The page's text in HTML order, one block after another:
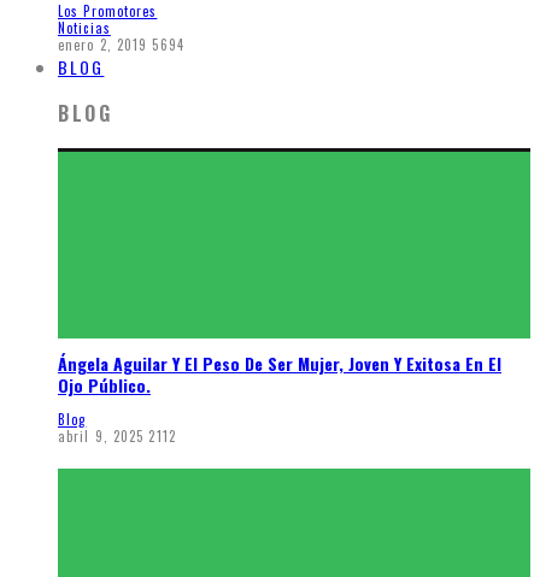
Los Promotores
Noticias
enero 2, 2019 5694
BLOG
BLOG
Ángela Aguilar Y El Peso De Ser Mujer, Joven Y Exitosa En El
Ojo Público.
Blog
abril 9, 2025 2112